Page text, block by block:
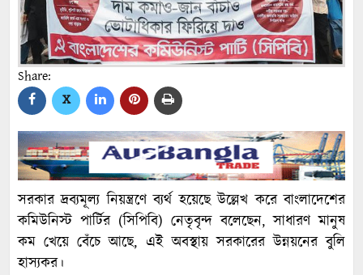
Share:
X
সরকার দ্রব্যমূল্য নিয়ন্ত্রণে ব্যর্থ হয়েছে উল্লেখ করে বাংলাদেশের
কমিউনিস্ট পার্টির (সিপিবি) নেতৃবৃন্দ বলেছেন, সাধারণ মানুষ
কম খেয়ে বেঁচে আছে, এই অবস্থায় সরকারের উন্নয়নের বুলি
হাস্যকর।